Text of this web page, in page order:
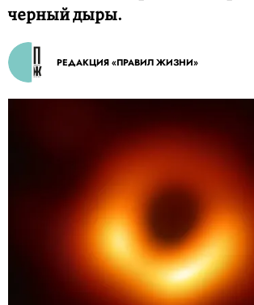
черный дыры.
РЕДАКЦИЯ «ПРАВИЛ ЖИЗНИ»